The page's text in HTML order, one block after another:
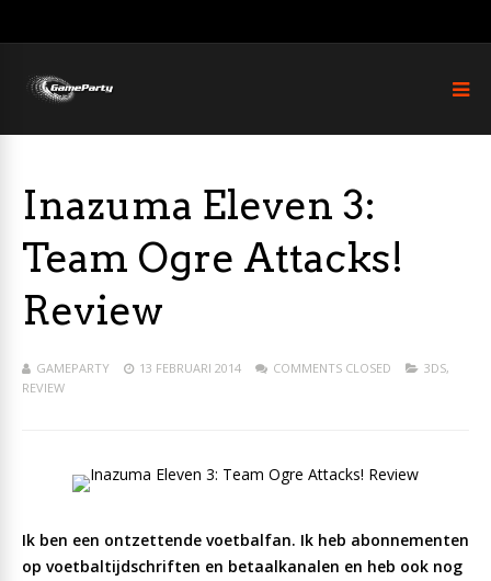
Inazuma Eleven 3:
Team Ogre Attacks!
Review
GAMEPARTY 13 FEBRUARI 2014 COMMENTS CLOSED 3DS,
REVIEW
Ik ben een ontzettende voetbalfan. Ik heb abonnementen
op voetbaltijdschriften en betaalkanalen en heb ook nog